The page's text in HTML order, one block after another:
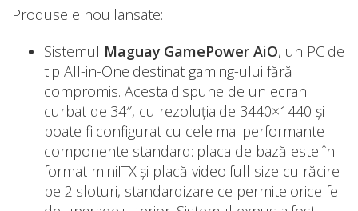
Produsele nou lansate:
Sistemul Maguay GamePower AiO, un PC de
tip All-in-One destinat gaming-ului fără
compromis. Acesta dispune de un ecran
curbat de 34″, cu rezoluția de 3440×1440 și
poate fi configurat cu cele mai performante
componente standard: placa de bază este în
format miniITX și placă video full size cu răcire
pe 2 sloturi, standardizare ce permite orice fel